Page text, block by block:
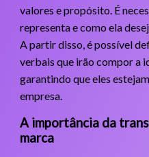
valores e propósito. É
representa e como ela
A partir disso, é possível
verbais que irão compor a
garantindo que eles
empresa.
A importância da
marca